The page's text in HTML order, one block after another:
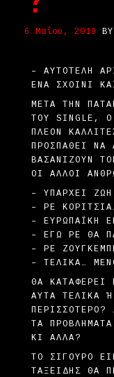
6 Μαΐου, 2019 BY
– AΥΤΟΤΕΛΉ
ΈΝΑ ΣΧΟΙΝΊ
ΜΕΤΆ ΤΗΝ
ΤΟΥ SINGLE, Ο
ΠΛΈΟΝ
ΠΡΟΣΠΑΘΕΊ ΝΑ
ΒΑΣΑΝΊΖΟΥΝ
ΟΙ ΆΛΛΟΙ
– ΥΠΆΡΧΕΙ
– ΡΕ
– ΕΥΡΩΠΑΪΚΉ
– ΕΓΏ ΡΕ ΘΑ
– ΡΕ
– ΤΕΛΙΚΆ…
ΘΑ ΚΑΤΑΦΈΡΕΙ
ΑΥΤΆ ΤΕΛΙΚΆ Ή
ΕΡΙΣΣΌΤΕΡΟ?
Α ΠΡΟΒΛΉΜΑΤΆ
ΆΛΛΑ?
ΤΟ ΣΊΓΟΥΡΟ
ΤΑΞΕΊΔΗΣ ΘΑ